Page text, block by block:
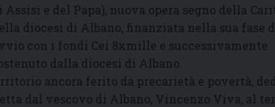
Assisi e del Papa), nuova opera segno della
diocesi di Albano, finanziata nella sua fase
con i fondi Cei 8xmille e successivamente
dalla diocesi di Albano.
ancora ferito da precarietà e povertà,
dal vescovo di Albano, Vincenzo Viva, al